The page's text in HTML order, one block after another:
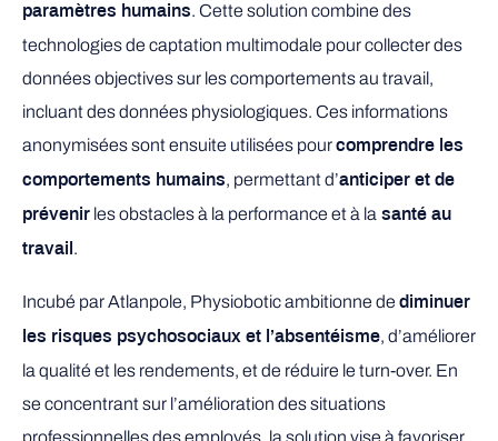
paramètres humains. Cette solution combine des
technologies de captation multimodale pour collecter des
données objectives sur les comportements au travail,
incluant des données physiologiques. Ces informations
anonymisées sont ensuite utilisées pour comprendre les
comportements humains, permettant d’anticiper et de
prévenir les obstacles à la performance et à la santé au
travail .
Incubé par Atlanpole, Physiobotic ambitionne de diminuer
les risques psychosociaux et l’absentéisme, d’améliorer
la qualité et les rendements, et de réduire le turn-over. En
se concentrant sur l’amélioration des situations
professionnelles des employés, la solution vise à favoriser